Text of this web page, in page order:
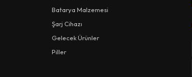
Batarya Malzemesi
Şarj Cihazı
Gelecek Ürünler
Piller